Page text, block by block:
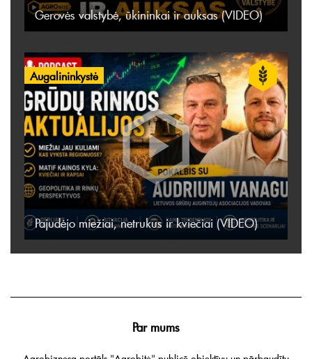
Gerovės valstybė, ūkininkai ir auksas (VIDEO)
Augalininkystė
Pajudėjo miežiai, netrukus ir kviečiai (VIDEO)
Par mums